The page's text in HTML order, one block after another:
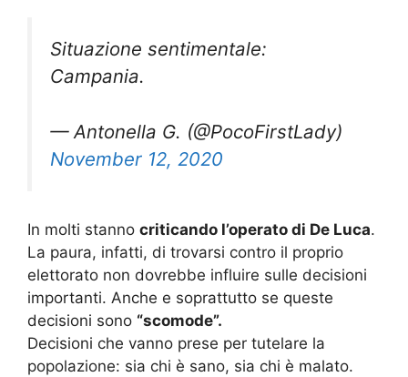
Situazione sentimentale:
Campania.
— Antonella G. (@PocoFirstLady)
November 12, 2020
In molti stanno criticando l’operato di De Luca.
La paura, infatti, di trovarsi contro il proprio
elettorato non dovrebbe influire sulle decisioni
importanti. Anche e soprattutto se queste
decisioni sono “scomode”.
Decisioni che vanno prese per tutelare la
popolazione: sia chi è sano, sia chi è malato.